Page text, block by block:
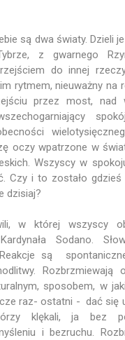
są dwa światy. Dzieli
z gwarnego
do innej
rytmem, nieuważny na
przez most, nad
oczy wpatrzone w
Wszyscy w
Czy i to zostało gdzieś
dzisiaj?
w której wszyscy
Sodano.
Reakcje są
Rozbrzmiewają
sposobem, w
raz- ostatni - dać się
klękali, ja bez
i bezruchu.